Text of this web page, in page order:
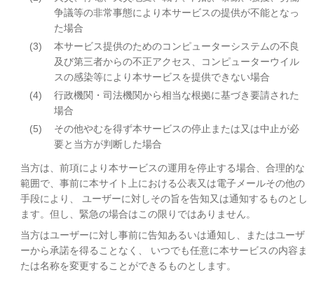
争議等の非常事態により本サービスの提供が不能となっ
た場合
(3)
本サービス提供のためのコンピューターシステムの不良
及び第三者からの不正アクセス、コンピューターウイル
スの感染等により本サービスを提供できない場合
(4)
行政機関・司法機関から相当な根拠に基づき要請された
場合
(5)
その他やむを得ず本サービスの停止または又は中止が必
要と当方が判断した場合
当方は、前項により本サービスの運用を停止する場合、合理的な
範囲で、事前に本サイト上における公表又は電子メールその他の
手段により、 ユーザーに対しその旨を告知又は通知するものとし
ます。但し、緊急の場合はこの限りではありません。
当方はユーザーに対し事前に告知あるいは通知し、またはユーザ
ーから承諾を得ることなく、 いつでも任意に本サービスの内容ま
たは名称を変更することができるものとします。